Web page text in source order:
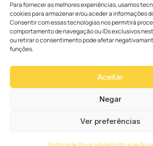
Para fornecer as melhores experiências, usamos
cookies para armazenar e/ou aceder a informações
Consentir com essas tecnologias nos permitirá
comportamento de navegação ou IDs exclusivos
ou retirar o consentimento pode afetar
funções.
Aceitar
Negar
Ver preferências
Notícias
Notícias da Arquidiocese
Notícias Cáritas
Palavra dos Bispos
Cúria
Fundo
Vicariatos
Eventos